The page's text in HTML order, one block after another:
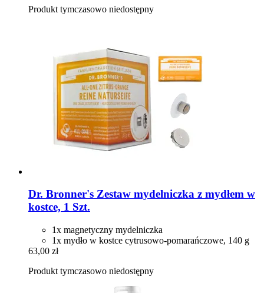
Produkt tymczasowo niedostępny
Dr. Bronner's Zestaw mydelniczka z mydłem w
kostce, 1 Szt.
1x magnetyczny mydelniczka
1x mydło w kostce cytrusowo-pomarańczowe, 140 g
63,00 zł
Produkt tymczasowo niedostępny